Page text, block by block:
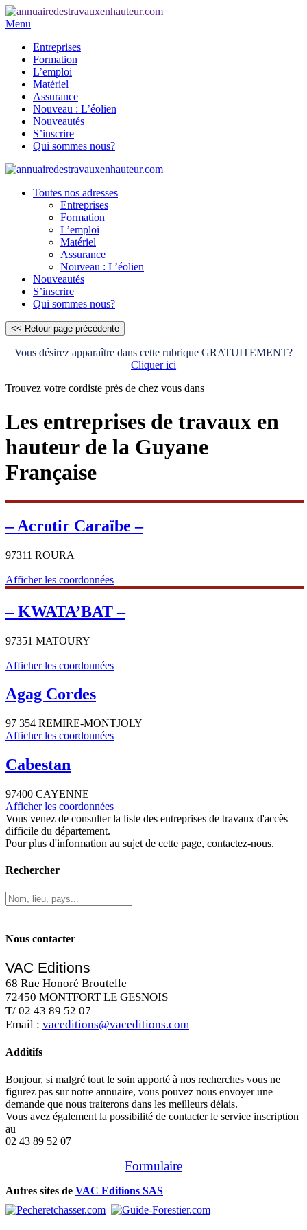
Menu
Entreprises
Formation
L’emploi
Matériel
Assurance
Nouveau : L’éolien
Nouveautés
S’inscrire
Qui sommes nous?
Toutes nos adresses
Entreprises
Formation
L’emploi
Matériel
Assurance
Nouveau : L’éolien
Nouveautés
S’inscrire
Qui sommes nous?
Vous désirez apparaître dans cette rubrique GRATUITEMENT?
Cliquer ici
Trouvez votre cordiste près de chez vous dans
Les entreprises de travaux en
hauteur de la Guyane
Française
– Acrotir Caraïbe –
97311 ROURA
Afficher les coordonnées
– KWATA’BAT –
97351 MATOURY
Afficher les coordonnées
Agag Cordes
97 354 REMIRE-MONTJOLY
Afficher les coordonnées
Cabestan
97400 CAYENNE
Afficher les coordonnées
Vous venez de consulter la liste des entreprises de travaux d'accès
difficile du département.
Pour plus d'information au sujet de cette page, contactez-nous.
Rechercher
Nous contacter
VAC Editions
68 Rue Honoré Broutelle
72450 MONTFORT LE GESNOIS
T/ 02 43 89 52 07
Email : vaceditions@vaceditions.com
Additifs
Bonjour, si malgré tout le soin apporté à nos recherches vous ne
figurez pas sur notre annuaire, vous pouvez nous envoyer une
demande que nous traiterons dans les meilleurs délais.
Vous avez également la possibilité de contacter le service inscription
au
02 43 89 52 07
Formulaire
Autres sites de VAC Editions SAS